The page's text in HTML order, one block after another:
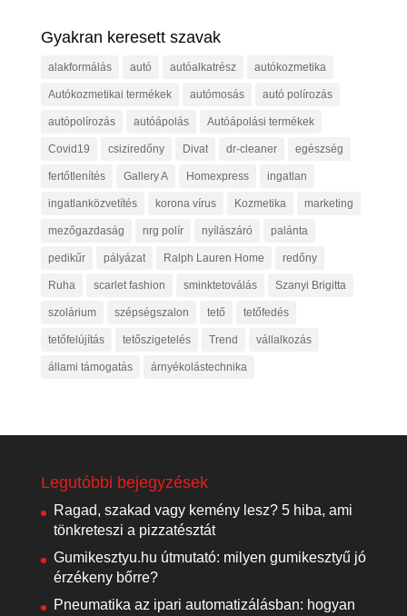
Gyakran keresett szavak
alakformálás autó autóalkatrész autókozmetika
Autókozmetikai termékek autómosás autó polírozás
autópolírozás autóápolás Autóápolási termékek
Covid19 csiziredőny Divat dr-cleaner egészség
fertőtlenítés Gallery A Homexpress ingatlan
ingatlanközvetítés korona vírus Kozmetika marketing
mezőgazdaság nrg polír nyílászáró palánta
pedikűr pályázat Ralph Lauren Home redőny
Ruha scarlet fashion sminktetoválás Szanyi Brigitta
szolárium szépségszalon tető tetőfedés
tetőfelújítás tetőszigetelés Trend vállalkozás
állami támogatás árnyékolástechnika
Legutóbbi bejegyzések
Ragad, szakad vagy kemény lesz? 5 hiba, ami
tönkreteszi a pizzatésztát
Gumikesztyu.hu útmutató: milyen gumikesztyű jó
érzékeny bőrre?
Pneumatika az ipari automatizálásban: hogyan